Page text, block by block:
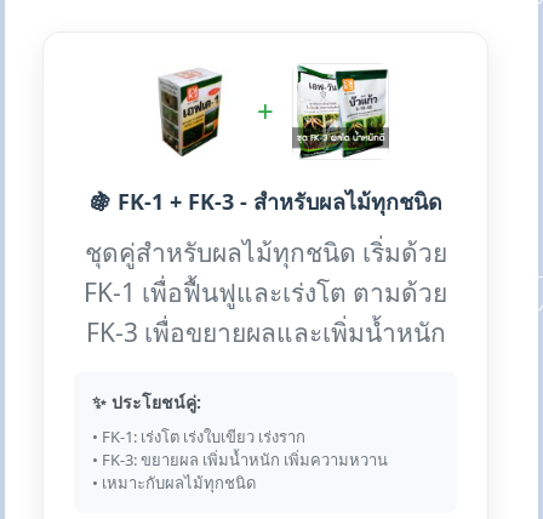
+
🍇 FK-1 + FK-3 - สำหรับผลไม้ทุกชนิด
ชุดคู่สำหรับผลไม้ทุกชนิด เริ่มด้วย
FK-1 เพื่อฟื้นฟูและเร่งโต ตามด้วย
FK-3 เพื่อขยายผลและเพิ่มน้ำหนัก
✨ ประโยชน์คู่:
• FK-1: เร่งโต เร่งใบเขียว เร่งราก
• FK-3: ขยายผล เพิ่มน้ำหนัก เพิ่มความหวาน
• เหมาะกับผลไม้ทุกชนิด